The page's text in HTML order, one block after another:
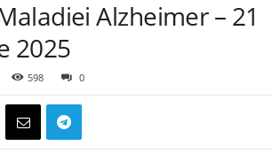
Alzheimer – 21
2025
598 0